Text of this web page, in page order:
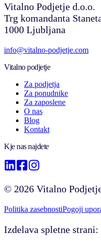
Vitalno Podjetje d.o.o.
Trg komandanta
1000 Ljubljana
info@vitalno-podjetje.com
Vitalno podjetje
Za podjetja
Za ponudnike
Za zaposlene
O nas
Blog
Kontakt
Kje nas najdete
© 2026 Vitalno
Politika zasebnostiPogoji
Izdelava spletne strani: